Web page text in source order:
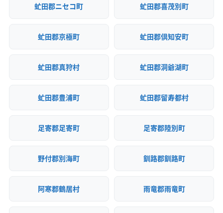
虻田郡ニセコ町 虻田郡喜茂別町
虻田郡京極町 虻田郡倶知安町
虻田郡真狩村 虻田郡洞爺湖町
虻田郡豊浦町 虻田郡留寿都村
足寄郡足寄町 足寄郡陸別町
野付郡別海町 釧路郡釧路町
阿寒郡鶴居村 雨竜郡雨竜町